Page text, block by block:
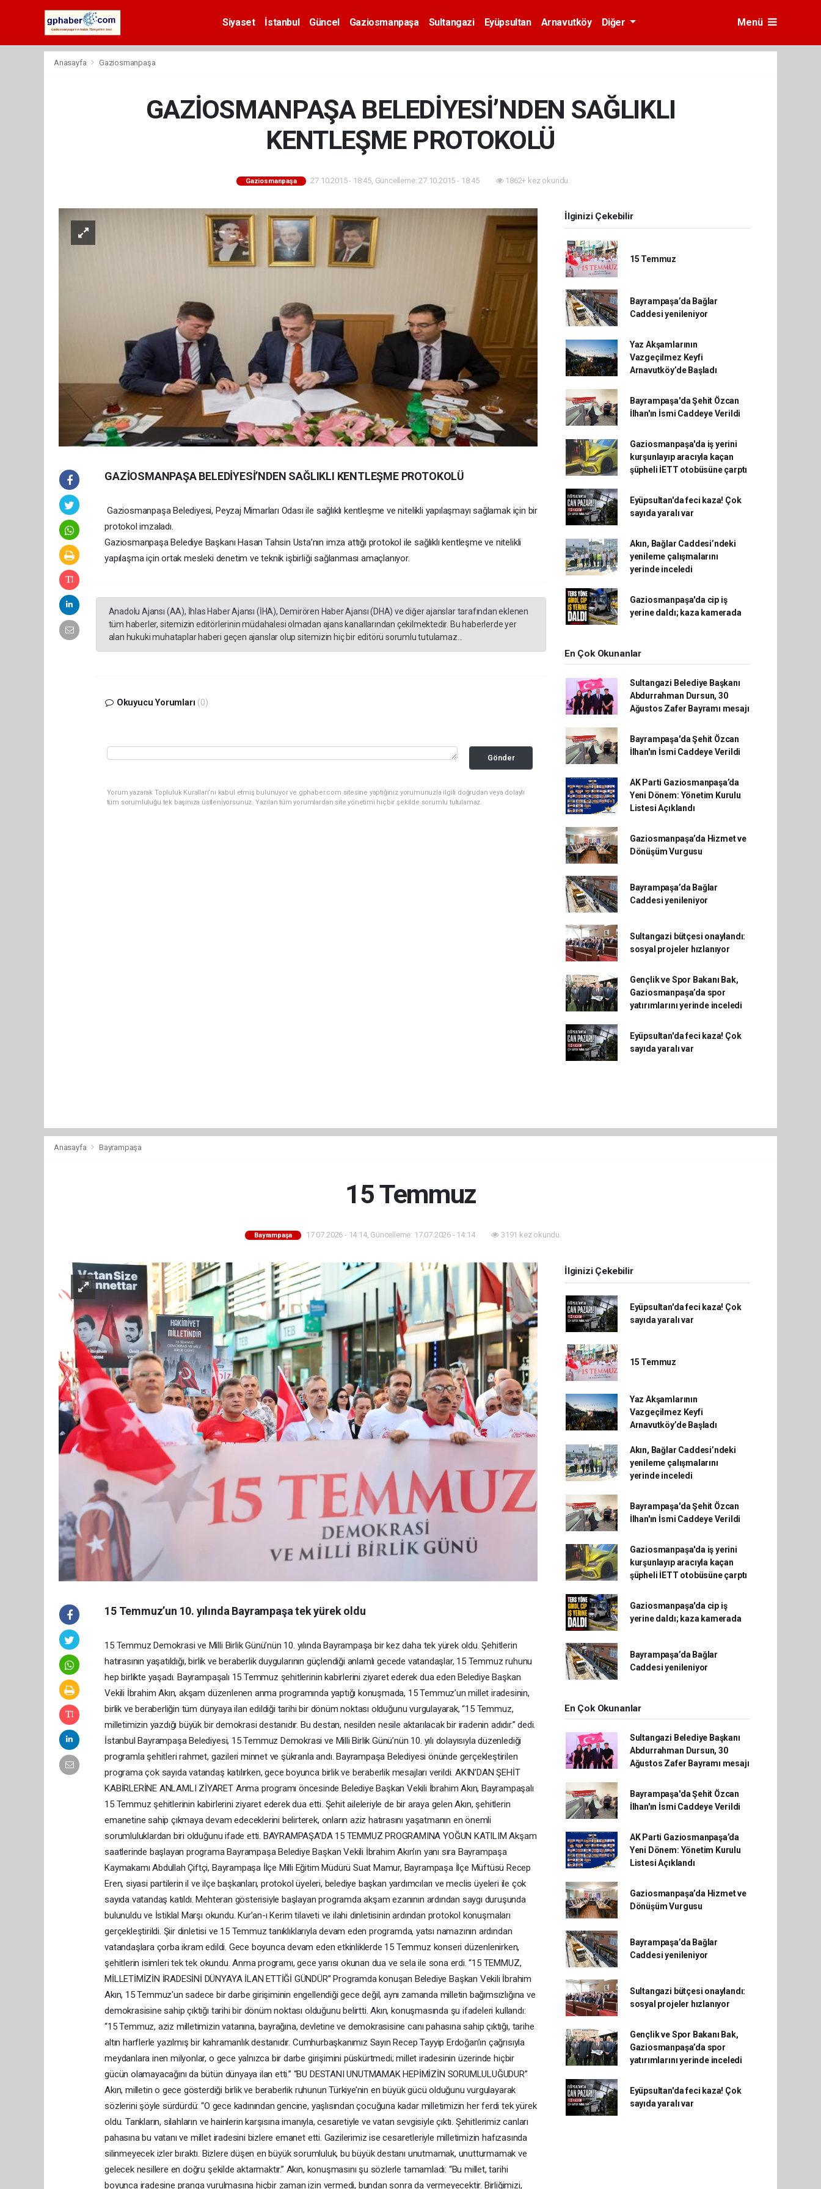
Siyaset İstanbul Güncel Gaziosmanpaşa Sultangazi Eyüpsultan Arnavutköy Diğer Menü
Anasayfa Gaziosmanpaşa
GAZİOSMANPAŞA BELEDİYESİ’NDEN SAĞLIKLI
KENTLEŞME PROTOKOLÜ
Gaziosmanpaşa 27.10.2015 - 18:45, Güncelleme: 27.10.2015 - 18:45 1862+ kez okundu.
GAZİOSMANPAŞA BELEDİYESİ’NDEN SAĞLIKLI KENTLEŞME PROTOKOLÜ
Gaziosmanpaşa Belediyesi, Peyzaj Mimarları Odası ile sağlıklı kentleşme ve nitelikli yapılaşmayı sağlamak için bir
protokol imzaladı.
Gaziosmanpaşa Belediye Başkanı Hasan Tahsin Usta’nın imza attığı protokol ile sağlıklı kentleşme ve nitelikli
yapılaşma için ortak mesleki denetim ve teknik işbirliği sağlanması amaçlanıyor.
Anadolu Ajansı (AA), İhlas Haber Ajansı (İHA), Demirören Haber Ajansı (DHA) ve diğer ajanslar tarafından eklenen
tüm haberler, sitemizin editörlerinin müdahalesi olmadan ajans kanallarından çekilmektedir. Bu haberlerde yer
alan hukuki muhataplar haberi geçen ajanslar olup sitemizin hiç bir editörü sorumlu tutulamaz...
Okuyucu Yorumları (0)
Gönder
Yorum yazarak Topluluk Kuralları’nı kabul etmiş bulunuyor ve gphaber.com sitesine yaptığınız yorumunuzla ilgili doğrudan veya dolaylı
tüm sorumluluğu tek başınıza üstleniyorsunuz. Yazılan tüm yorumlardan site yönetimi hiçbir şekilde sorumlu tutulamaz.
İlginizi Çekebilir
15 Temmuz
Bayrampaşa’da Bağlar
Caddesi yenileniyor
Yaz Akşamlarının
Vazgeçilmez Keyfi
Arnavutköy’de Başladı
Bayrampaşa'da Şehit Özcan
İlhan'ın İsmi Caddeye Verildi
Gaziosmanpaşa'da iş yerini
kurşunlayıp aracıyla kaçan
şüpheli İETT otobüsüne çarptı
Eyüpsultan'da feci kaza! Çok
sayıda yaralı var
Akın, Bağlar Caddesi’ndeki
yenileme çalışmalarını
yerinde inceledi
Gaziosmanpaşa'da cip iş
yerine daldı; kaza kamerada
En Çok Okunanlar
Sultangazi Belediye Başkanı
Abdurrahman Dursun, 30
Ağustos Zafer Bayramı mesajı
Bayrampaşa'da Şehit Özcan
İlhan'ın İsmi Caddeye Verildi
AK Parti Gaziosmanpaşa’da
Yeni Dönem: Yönetim Kurulu
Listesi Açıklandı
Gaziosmanpaşa’da Hizmet ve
Dönüşüm Vurgusu
Bayrampaşa’da Bağlar
Caddesi yenileniyor
Sultangazi bütçesi onaylandı:
sosyal projeler hızlanıyor
Gençlik ve Spor Bakanı Bak,
Gaziosmanpaşa’da spor
yatırımlarını yerinde inceledi
Eyüpsultan'da feci kaza! Çok
sayıda yaralı var
Anasayfa Bayrampaşa
15 Temmuz
Bayrampaşa 17.07.2026 - 14:14, Güncelleme: 17.07.2026 - 14:14 3191 kez okundu.
15 Temmuz’un 10. yılında Bayrampaşa tek yürek oldu
15 Temmuz Demokrasi ve Milli Birlik Günü’nün 10. yılında Bayrampaşa bir kez daha tek yürek oldu. Şehitlerin
hatırasının yaşatıldığı, birlik ve beraberlik duygularının güçlendiği anlamlı gecede vatandaşlar, 15 Temmuz ruhunu
hep birlikte yaşadı. Bayrampaşalı 15 Temmuz şehitlerinin kabirlerini ziyaret ederek dua eden Belediye Başkan
Vekili İbrahim Akın, akşam düzenlenen anma programında yaptığı konuşmada, 15 Temmuz’un millet iradesinin,
birlik ve beraberliğin tüm dünyaya ilan edildiği tarihi bir dönüm noktası olduğunu vurgulayarak, “15 Temmuz,
milletimizin yazdığı büyük bir demokrasi destanıdır. Bu destan, nesilden nesile aktarılacak bir iradenin adıdır.” dedi.
İstanbul Bayrampaşa Belediyesi, 15 Temmuz Demokrasi ve Milli Birlik Günü’nün 10. yılı dolayısıyla düzenlediği
programla şehitleri rahmet, gazileri minnet ve şükranla andı. Bayrampaşa Belediyesi önünde gerçekleştirilen
programa çok sayıda vatandaş katılırken, gece boyunca birlik ve beraberlik mesajları verildi. AKIN’DAN ŞEHİT
KABİRLERİNE ANLAMLI ZİYARET Anma programı öncesinde Belediye Başkan Vekili İbrahim Akın, Bayrampaşalı
15 Temmuz şehitlerinin kabirlerini ziyaret ederek dua etti. Şehit aileleriyle de bir araya gelen Akın, şehitlerin
emanetine sahip çıkmaya devam edeceklerini belirterek, onların aziz hatırasını yaşatmanın en önemli
sorumluluklardan biri olduğunu ifade etti. BAYRAMPAŞA’DA 15 TEMMUZ PROGRAMINA YOĞUN KATILIM Akşam
saatlerinde başlayan programa Bayrampaşa Belediye Başkan Vekili İbrahim Akın’ın yanı sıra Bayrampaşa
Kaymakamı Abdullah Çiftçi, Bayrampaşa İlçe Milli Eğitim Müdürü Suat Mamur, Bayrampaşa İlçe Müftüsü Recep
Eren, siyasi partilerin il ve ilçe başkanları, protokol üyeleri, belediye başkan yardımcıları ve meclis üyeleri ile çok
sayıda vatandaş katıldı. Mehteran gösterisiyle başlayan programda akşam ezanının ardından saygı duruşunda
bulunuldu ve İstiklal Marşı okundu. Kur’an-ı Kerim tilaveti ve ilahi dinletisinin ardından protokol konuşmaları
gerçekleştirildi. Şiir dinletisi ve 15 Temmuz tanıklıklarıyla devam eden programda, yatsı namazının ardından
vatandaşlara çorba ikram edildi. Gece boyunca devam eden etkinliklerde 15 Temmuz konseri düzenlenirken,
şehitlerin isimleri tek tek okundu. Anma programı, gece yarısı okunan dua ve sela ile sona erdi. “15 TEMMUZ,
MİLLETİMİZİN İRADESİNİ DÜNYAYA İLAN ETTİĞİ GÜNDÜR” Programda konuşan Belediye Başkan Vekili İbrahim
Akın, 15 Temmuz'un sadece bir darbe girişiminin engellendiği gece değil, aynı zamanda milletin bağımsızlığına ve
demokrasisine sahip çıktığı tarihi bir dönüm noktası olduğunu belirtti. Akın, konuşmasında şu ifadeleri kullandı:
“15 Temmuz, aziz milletimizin vatanına, bayrağına, devletine ve demokrasisine canı pahasına sahip çıktığı, tarihe
altın harflerle yazılmış bir kahramanlık destanıdır. Cumhurbaşkanımız Sayın Recep Tayyip Erdoğan’ın çağrısıyla
meydanlara inen milyonlar, o gece yalnızca bir darbe girişimini püskürtmedi; millet iradesinin üzerinde hiçbir
gücün olamayacağını da bütün dünyaya ilan etti.” “BU DESTANI UNUTMAMAK HEPİMİZİN SORUMLULUĞUDUR”
Akın, milletin o gece gösterdiği birlik ve beraberlik ruhunun Türkiye’nin en büyük gücü olduğunu vurgulayarak
sözlerini şöyle sürdürdü: “O gece kadınından gencine, yaşlısından çocuğuna kadar milletimizin her ferdi tek yürek
oldu. Tankların, silahların ve hainlerin karşısına imanıyla, cesaretiyle ve vatan sevgisiyle çıktı. Şehitlerimiz canları
pahasına bu vatanı ve millet iradesini bizlere emanet etti. Gazilerimiz ise cesaretleriyle milletimizin hafızasında
silinmeyecek izler bıraktı. Bizlere düşen en büyük sorumluluk, bu büyük destanı unutmamak, unutturmamak ve
gelecek nesillere en doğru şekilde aktarmaktır.” Akın, konuşmasını şu sözlerle tamamladı: “Bu millet, tarihi
boyunca iradesine pranga vurulmasına hiçbir zaman izin vermedi, bundan sonra da vermeyecektir. Birliğimizi,
İlginizi Çekebilir
Eyüpsultan'da feci kaza! Çok
sayıda yaralı var
15 Temmuz
Yaz Akşamlarının
Vazgeçilmez Keyfi
Arnavutköy’de Başladı
Akın, Bağlar Caddesi’ndeki
yenileme çalışmalarını
yerinde inceledi
Bayrampaşa'da Şehit Özcan
İlhan'ın İsmi Caddeye Verildi
Gaziosmanpaşa'da iş yerini
kurşunlayıp aracıyla kaçan
şüpheli İETT otobüsüne çarptı
Gaziosmanpaşa'da cip iş
yerine daldı; kaza kamerada
Bayrampaşa’da Bağlar
Caddesi yenileniyor
En Çok Okunanlar
Sultangazi Belediye Başkanı
Abdurrahman Dursun, 30
Ağustos Zafer Bayramı mesajı
Bayrampaşa'da Şehit Özcan
İlhan'ın İsmi Caddeye Verildi
AK Parti Gaziosmanpaşa’da
Yeni Dönem: Yönetim Kurulu
Listesi Açıklandı
Gaziosmanpaşa’da Hizmet ve
Dönüşüm Vurgusu
Bayrampaşa’da Bağlar
Caddesi yenileniyor
Sultangazi bütçesi onaylandı:
sosyal projeler hızlanıyor
Gençlik ve Spor Bakanı Bak,
Gaziosmanpaşa’da spor
yatırımlarını yerinde inceledi
Eyüpsultan'da feci kaza! Çok
sayıda yaralı var